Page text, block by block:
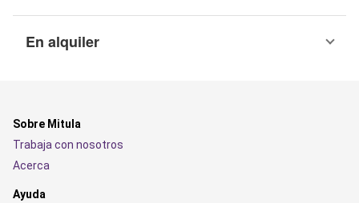
En alquiler
Sobre Mitula
Trabaja con nosotros
Acerca
Ayuda